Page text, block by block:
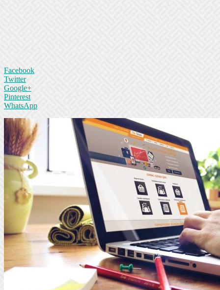
Facebook
Twitter
Google+
Pinterest
WhatsApp